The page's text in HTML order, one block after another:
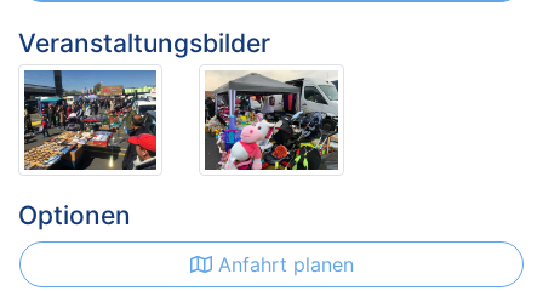
Veranstaltungsbilder
Optionen
Anfahrt planen